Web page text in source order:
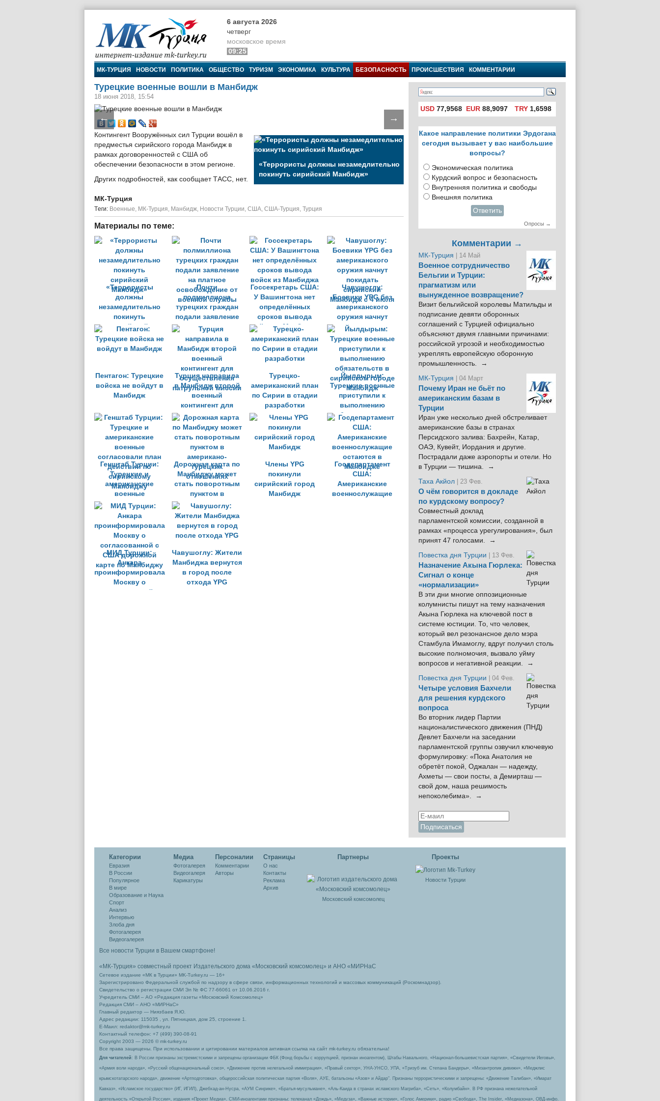
МК-Турция
6 августа 2026
четверг
московское время
09:25
МК-ТУРЦИЯ НОВОСТИ ПОЛИТИКА ОБЩЕСТВО ТУРИЗМ ЭКОНОМИКА КУЛЬТУРА БЕЗОПАСНОСТЬ ПРОИСШЕСТВИЯ КОММЕНТАРИИ
Турецкие военные вошли в Манбидж
18 июня 2018, 15:54
← →
«Террористы должны незамедлительно
покинуть сирийский Манбидж»
Контингент Вооружённых сил Турции вошёл в
предместья сирийского города Манбидж в
рамках договоренностей с США об
обеспечении безопасности в этом регионе.
Других подробностей, как сообщает ТАСС, нет.
МК-Турция
Tеги: Военные, МК-Турция, Манбидж, Новости Турции, США, США-Турция, Турция
Материалы по теме:
«Террористы
должны
незамедлительно
покинуть
сирийский
Манбидж»
Почти
полмиллиона
турецких граждан
подали заявление
на платное
освобождение от
военной службы
Госсекретарь США:
У Вашингтона нет
определённых
сроков вывода
войск из Манбиджа
Чавушоглу:
Боевики YPG без
американского
оружия начнут
покидать
сирийский
Манбидж с 4 июля
Пентагон: Турецкие
войска не войдут в
Манбидж
Турция направила
в Манбидж второй
военный
контингент для
осуществления
патрульной миссии
Турецко-
американский план
по Сирии в стадии
разработки
Йылдырым:
Турецкие военные
приступили к
выполнению
обязательств в
сирийском городе
Манбидж
Генштаб Турции:
Турецкие и
американские
военные
согласовали план
действий по
сирийскому
Манбиджу
Дорожная карта по
Манбиджу может
стать поворотным
пунктом в
американо-
турецких
отношениях
Члены YPG
покинули
сирийский город
Манбидж
Госдепартамент
США:
Американские
военнослужащие
МИД Турции:
Анкара
проинформировала
Москву о
согласованной с
Чавушоглу: Жители
Манбиджа вернутся
в город после
отхода YPG
USD 77,9568 EUR 88,9097 TRY1,6598
Какое направление политики Эрдогана
сегодня вызывает у вас наибольшие
вопросы?
Экономическая политика
Курдский вопрос и безопасность
Внутренняя политика и свободы
Внешняя политика
Ответить
Опросы →
Комментарии →
МК-Турция | 14 Май
Военное сотрудничество
Бельгии и Турции:
прагматизм или
вынужденное возвращение?
Визит бельгийской королевы Матильды и
подписание девяти оборонных
соглашений с Турцией официально
объясняют двумя главными причинами:
российской угрозой и необходимостью
укреплять европейскую оборонную
промышленность. →
МК-Турция
| 04 Март
Почему Иран не бьёт по
американским базам в
Турции
Иран уже несколько дней обстреливает
американские базы в странах
Персидского залива: Бахрейн, Катар,
ОАЭ, Кувейт, Иордания и другие.
Пострадали даже аэропорты и отели. Но
в Турции — тишина. →
Таха Акйол | 23 Фев.
О чём говорится в докладе
по курдскому вопросу?
Совместный доклад
парламентской комиссии, созданной в
рамках «процесса урегулирования», был
принят 47 голосами. →
Повестка дня Турции
| 13 Фев.
Назначение Акына Гюрлека:
Сигнал о конце
«нормализации»
В эти дни многие оппозиционные
колумнисты пишут на тему назначения
Акына Гюрлека на ключевой пост в
системе юстиции. То, что человек,
который вел резонансное дело мэра
Стамбула Имамоглу, вдруг получил столь
высокие полномочия, вызвало уйму
вопросов и негативной реакции. →
Повестка дня Турции
| 04 Фев.
Четыре условия Бахчели
для решения курдского
вопроса
Во вторник лидер Партии
националистического движения (ПНД)
Девлет Бахчели на заседании
парламентской группы озвучил ключевую
формулировку: «Пока Анатолия не
обретёт покой, Оджалан — надежду,
Ахметы — свои посты, а Демирташ —
свой дом, наша решимость
непоколебима». →
Категории
Евразия
В России
Популярное
В мире
Образование и Наука
Спорт
Анализ
Интервью
Злоба дня
Фотогалерея
Видеогалерея
Медиа
Фотогалерея
Видеогалеря
Карикатуры
Персоналии
Комментарии
Авторы
Cтраницы
О нас
Контакты
Реклама
Архив
Партнеры
Московский комсомолец
Проекты
Новости Турции
Все новости Турции в Вашем смартфоне!
«МК-Турция» совместный проект Издательского дома «Московский комсомолец» и АНО «МИРНаС
Сетевое издание «МК в Турции» MK-Turkey.ru — 16+
Зарегистрировано Федеральной службой по надзору в сфере связи, информационных технологий и массовых коммуникаций (Роскомнадзор).
Свидетельство о регистрации СМИ Эл № ФС 77-66061 от 10.06.2016 г.
Учредитель СМИ – АО «Редакция газеты «Московский Комсомолец»
Редакция СМИ – АНО «МИРНаС»
Главный редактор — Ниязбаев Я.Ю.
Адрес редакции: 115035 , ул. Пятницкая, дом 25, строение 1.
Е-Маил: redaktor@mk-turkey.ru
Контактный телефон: +7 (499) 390-08-91
Copyright 2003 — 2026 © mk-turkey.ru
Все права защищены. При использовании и цитировании материалов активная ссылка на сайт mk-turkey.ru обязательна!
Для читателей : В России признаны экстремистскими и запрещены организации ФБК (Фонд борьбы с коррупцией, признан иноагентом), Штабы Навального, «Национал-большевистская партия», «Свидетели Иеговы»,
«Армия воли народа», «Русский общенациональный союз», «Движение против нелегальной иммиграции», «Правый сектор», УНА-УНСО, УПА, «Тризуб им. Степана Бандеры», «Мизантропик дивижн», «Меджлис
крымскотатарского народа», движение «Артподготовка», общероссийская политическая партия «Воля», АУЕ, батальоны «Азов» и Айдар″. Признаны террористическими и запрещены: «Движение Талибан», «Имарат
Кавказ», «Исламское государство» (ИГ, ИГИЛ), Джебхад-ан-Нусра, «АУМ Синрике», «Братья-мусульмане», «Аль-Каида в странах исламского Магриба», «Сеть», «Колумбайн». В РФ признана нежелательной
деятельность «Открытой России», издания «Проект Медиа». СМИ-иноагентами признаны: телеканал «Дождь», «Медуза», «Важные истории», «Голос Америки», радио «Свобода», The Insider, «Медиазона», ОВД-инфо.